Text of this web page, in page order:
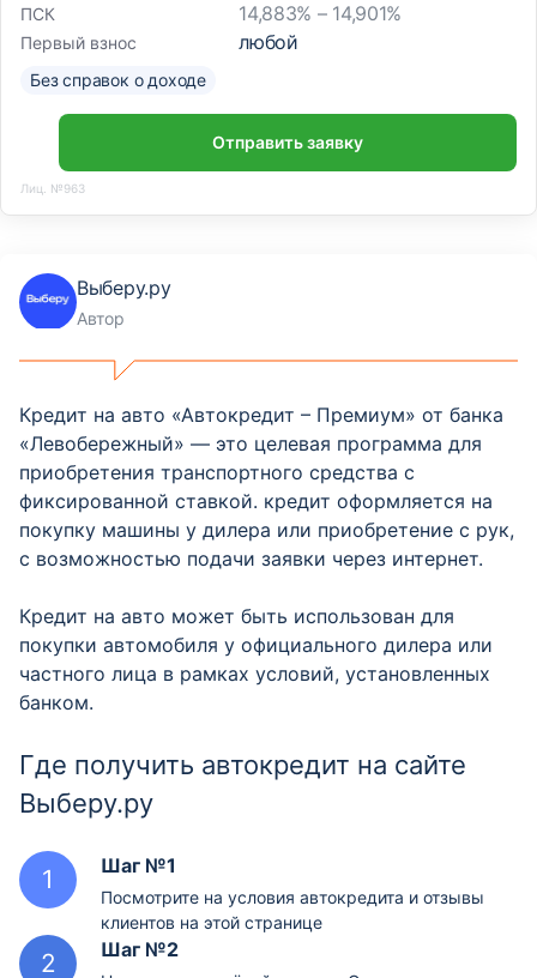
ПСК 14,883% – 14,901%
Первый взнос любой
Без справок о доходе
Отправить заявку
Лиц. №963
Выберу.ру
Автор
Кредит на авто «Автокредит – Премиум» от банка
«Левобережный» — это целевая программа для
приобретения транспортного средства с
фиксированной ставкой. кредит оформляется на
покупку машины у дилера или приобретение с рук,
с возможностью подачи заявки через интернет.
Кредит на авто может быть использован для
покупки автомобиля у официального дилера или
частного лица в рамках условий, установленных
банком.
Где получить автокредит на сайте
Выберу.ру
Шаг №1
Посмотрите на условия автокредита и отзывы
клиентов на этой странице
Шаг №2